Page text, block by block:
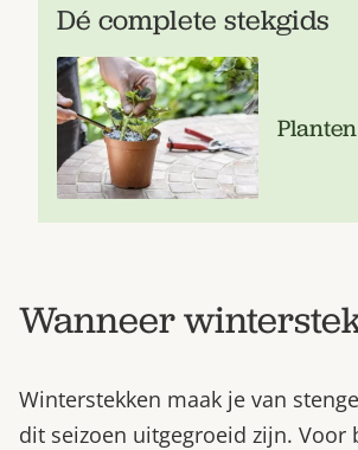
Dé complete stekgids
Wanneer
Winterstekken maak je van
dit seizoen uitgegroeid zijn.